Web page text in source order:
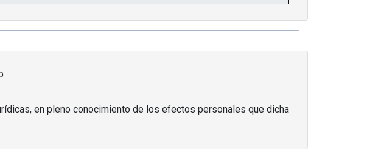
en pleno conocimiento de los efectos personales que dicha